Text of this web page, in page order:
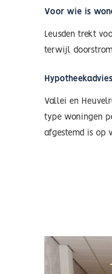
Voor wie is
Leusden trekt
terwijl
Vallei en
type woningen
afgestemd is op